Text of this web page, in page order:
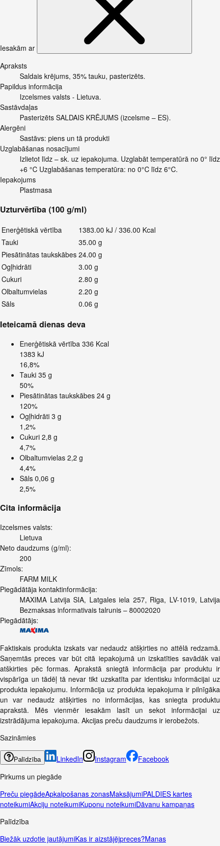
Iesakām ar
Apraksts
Saldais krējums, 35% tauku, pasterizēts.
Papildus informācija
Izcelsmes valsts - Lietuva.
Sastāvdaļas
Pasterizēts SALDAIS KRĒJUMS (izcelsme – ES).
Alergēni
Sastāvs: piens un tā produkti
Uzglabāšanas nosacījumi
Izlietot līdz – sk. uz iepakojuma. Uzglabāt temperatūrā no 0° līdz
+6 °C Uzglabāšanas temperatūra: no 0°C līdz 6°C.
Iepakojums
Plastmasa
Uzturvērtība (100 g/ml)
Enerģētiskā vērtība
1383.00 kJ / 336.00 Kcal
Tauki
35.00 g
Piesātinātas taukskābes 24.00 g
Ogļhidrāti
3.00 g
Cukuri
2.80 g
Olbaltumvielas
2.20 g
Sāls
0.06 g
Ieteicamā dienas deva
Enerģētiskā vērtība 336 Kcal
1383 kJ
16,8%
Tauki 35 g
50%
Piesātinātas taukskābes 24 g
120%
Ogļhidrāti 3 g
1,2%
Cukuri 2,8 g
4,7%
Olbaltumvielas 2,2 g
4,4%
Sāls 0,06 g
2,5%
Cita informācija
Izcelsmes valsts:
Lietuva
Neto daudzums (g/ml):
200
Zīmols:
FARM MILK
Piegādātāja kontaktinformācija:
MAXIMA Latvija SIA, Latgales iela 257, Riga, LV-1019, Latvija
Bezmaksas informativais talrunis – 80002020
Piegādātājs:
Faktiskais produkta izskats var nedaudz atšķirties no attēlā redzamā.
Saņemtās preces var būt citā iepakojumā un izskatīties savādāk vai
atškirties pēc formas. Aprakstā sniegtā informācija par produktu ir
vispārīga un tādēļ tā nevar tikt uzskatīta par identisku informācijai uz
produkta iepakojumu. Informācija uz produkta iepakojuma ir pilnīgāka
un var nedaudz atšķirties no informācijas, kas sniegta produktu
aprakstā. Mēs vienmēr iesakām lasīt un sekot informācijai uz
izstrādājuma iepakojuma. Akcijas preču daudzums ir ierobežots.
Sazināmies
Palīdzība LinkedIn Instagram
Facebook
Pirkums un piegāde
Preču piegādeApkalpošanas zonasMaksājumiPALDIES kartes
noteikumiAkciju noteikumiKuponu noteikumiDāvanu kampaņas
Palīdzība
Biežāk uzdotie jautājumiKas ir aizstājējpreces?Manas